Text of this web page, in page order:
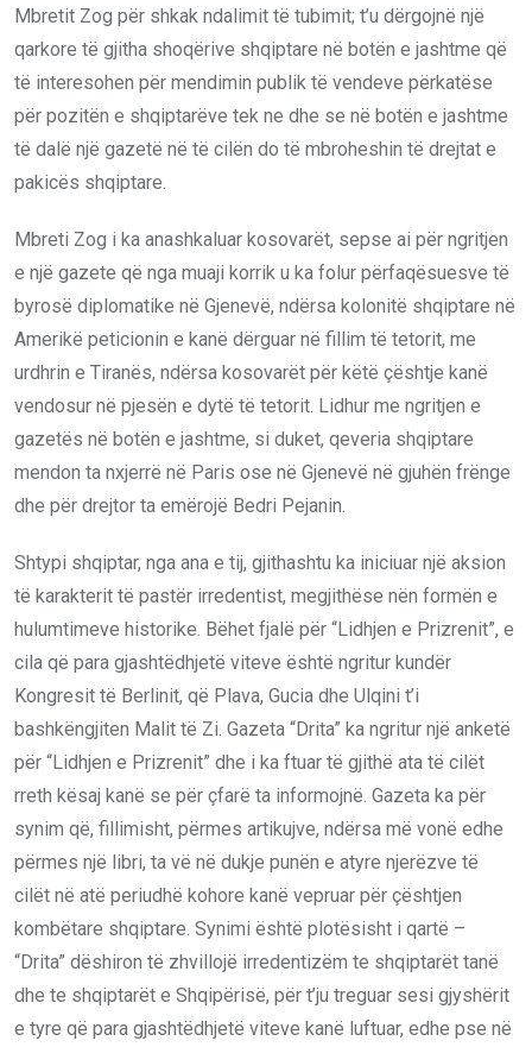
Mbretit Zog për shkak ndalimit të tubimit; t’u dërgojnë një
qarkore të gjitha shoqërive shqiptare në botën e jashtme që
të interesohen për mendimin publik të vendeve përkatëse
për pozitën e shqiptarëve tek ne dhe se në botën e jashtme
të dalë një gazetë në të cilën do të mbroheshin të drejtat e
pakicës shqiptare.
Mbreti Zog i ka anashkaluar kosovarët, sepse ai për ngritjen
e një gazete që nga muaji korrik u ka folur përfaqësuesve të
byrosë diplomatike në Gjenevë, ndërsa kolonitë shqiptare në
Amerikë peticionin e kanë dërguar në fillim të tetorit, me
urdhrin e Tiranës, ndërsa kosovarët për këtë çështje kanë
vendosur në pjesën e dytë të tetorit. Lidhur me ngritjen e
gazetës në botën e jashtme, si duket, qeveria shqiptare
mendon ta nxjerrë në Paris ose në Gjenevë në gjuhën frënge
dhe për drejtor ta emërojë Bedri Pejanin.
Shtypi shqiptar, nga ana e tij, gjithashtu ka iniciuar një aksion
të karakterit të pastër irredentist, megjithëse nën formën e
hulumtimeve historike. Bëhet fjalë për “Lidhjen e Prizrenit”, e
cila që para gjashtëdhjetë viteve është ngritur kundër
Kongresit të Berlinit, që Plava, Gucia dhe Ulqini t’i
bashkëngjiten Malit të Zi. Gazeta “Drita” ka ngritur një anketë
për “Lidhjen e Prizrenit” dhe i ka ftuar të gjithë ata të cilët
rreth kësaj kanë se për çfarë ta informojnë. Gazeta ka për
synim që, fillimisht, përmes artikujve, ndërsa më vonë edhe
përmes një libri, ta vë në dukje punën e atyre njerëzve të
cilët në atë periudhë kohore kanë vepruar për çështjen
kombëtare shqiptare. Synimi është plotësisht i qartë –
“Drita” dëshiron të zhvillojë irredentizëm te shqiptarët tanë
dhe te shqiptarët e Shqipërisë, për t’ju treguar sesi gjyshërit
e tyre që para gjashtëdhjetë viteve kanë luftuar, edhe pse në